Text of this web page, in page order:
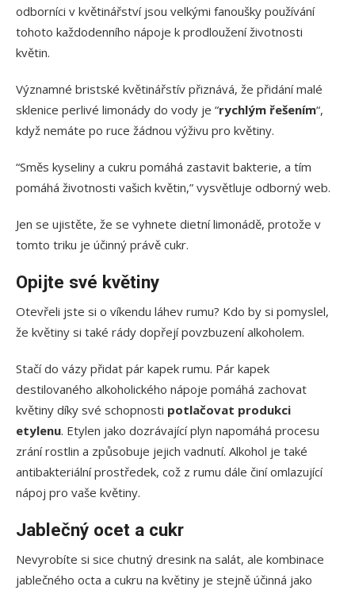
odborníci v květinářství jsou velkými fanoušky používání
tohoto každodenního nápoje k prodloužení životnosti
květin.
Významné bristské květinářstív přiznává, že přidání malé
sklenice perlivé limonády do vody je “rychlým řešením“,
když nemáte po ruce žádnou výživu pro květiny.
“Směs kyseliny a cukru pomáhá zastavit bakterie, a tím
pomáhá životnosti vašich květin,” vysvětluje odborný web.
Jen se ujistěte, že se vyhnete dietní limonádě, protože v
tomto triku je účinný právě cukr.
Opijte své květiny
Otevřeli jste si o víkendu láhev rumu? Kdo by si pomyslel,
že květiny si také rády dopřejí povzbuzení alkoholem.
Stačí do vázy přidat pár kapek rumu. Pár kapek
destilovaného alkoholického nápoje pomáhá zachovat
květiny díky své schopnosti potlačovat produkci
etylenu. Etylen jako dozrávající plyn napomáhá procesu
zrání rostlin a způsobuje jejich vadnutí. Alkohol je také
antibakteriální prostředek, což z rumu dále činí omlazující
nápoj pro vaše květiny.
Jablečný ocet a cukr
Nevyrobíte si sice chutný dresink na salát, ale kombinace
jablečného octa a cukru na květiny je stejně účinná jako